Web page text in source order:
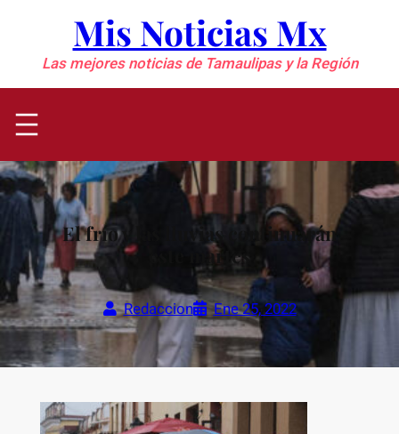
contenido
Mis Noticias Mx
Las mejores noticias de Tamaulipas y la Región
El frío y las lluvias continuarán
este martes
Redaccion Ene 25, 2022